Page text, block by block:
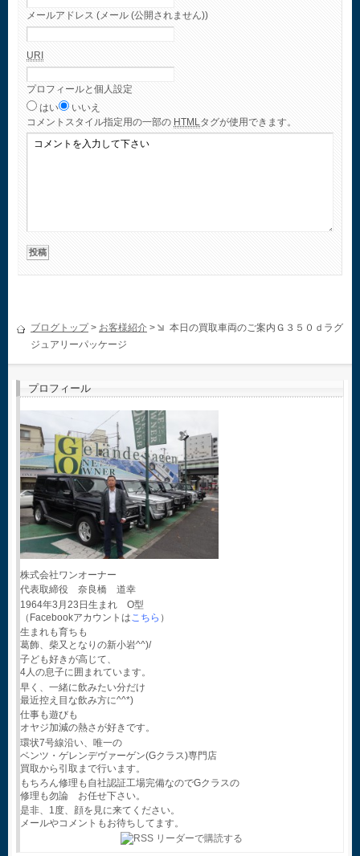
メールアドレス (メール (公開されません))
URI
プロフィールと個人設定
はい
いいえ
コメント スタイル指定用の一部の HTML タグが使用できます。
ブログトップ> お客様紹介 >
本日の買取車両のご案内Ｇ３５０ｄラグ
ジュアリーパッケージ
プロフィール
株式会社ワンオーナー
代表取締役 奈良橋 道幸
1964年3月23日生まれ O型
（Facebookアカウントは こちら ）
生まれも育ちも
葛飾、柴又となりの新小岩^^)/
子ども好きが高じて、
4人の息子に囲まれています。
早く、一緒に飲みたい分だけ
最近控え目な飲み方に^^*)
仕事も遊びも
オヤジ加減の熱さが好きです。
環状7号線沿い、唯一の
ベンツ・ゲレンデヴァーゲン(Gクラス)専門店
買取から引取まで行います。
もちろん修理も自社認証工場完備なのでGクラスの
修理も勿論 お任せ下さい。
是非、1度、顔を見に来てください。
メールやコメントもお待ちしてます。